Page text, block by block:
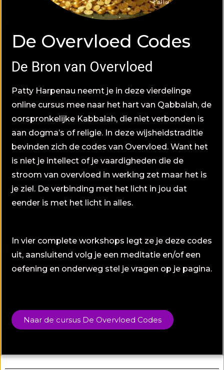
De Overvloed Codes
De Bron van Overvloed
Patty Harpenau neemt je in deze vierdelinge
online cursus mee naar het hart van Qabbalah, de
oorspronkelijke Kabbalah, die niet verbonden is
aan dogma’s of religie. In deze wijsheidstraditie
bevinden zich de codes van Overvloed. Want het
is niet je intellect of je vaardigheden die de
stroom van overvloed in werking zet maar het is
je ziel. De verbinding met het licht in jou dat
eender is met het licht in alles.
In vier complete workshops legt ze je deze codes
uit, aansluitend volg je een meditatie en/of een
oefening en onderweg stel je vragen op je pagina.
Naar de cursus De Overvloed Codes